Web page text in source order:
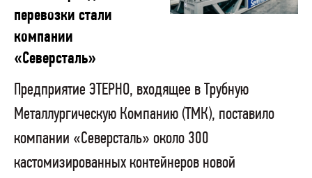
перевозки стали
компании
«Северсталь»
Предприятие ЭТЕРНО, входящее в Трубную
Металлургическую Компанию (ТМК), поставило
компании «Северсталь» около 300
кастомизированных контейнеров новой